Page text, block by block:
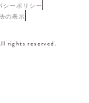
シーポリシー
の表示
rights reserved.